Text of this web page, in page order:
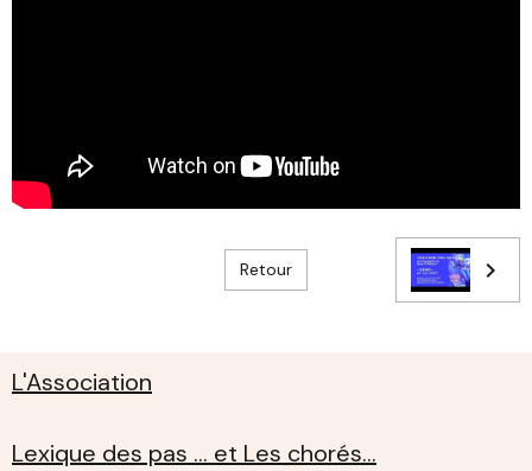
Retour
L'Association
Lexique des pas ... et Les chorés...